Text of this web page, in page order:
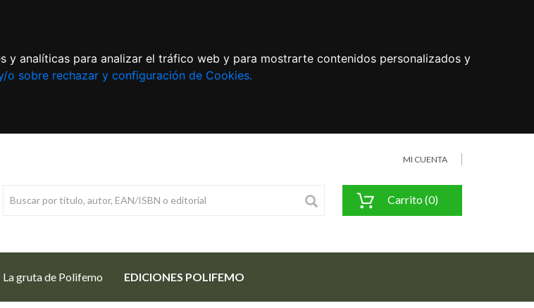
y analíticas para analizar el tráfico web y para mostrarte contenidos personalizados y
sobre rechazar y configuración de Cookies.
MI CUENTA
Carrito (0)
La gruta de Polifemo EDICIONES POLIFEMO